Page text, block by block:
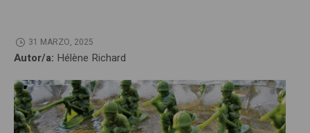
31 MARZO, 2025
Autor/a: Hélène Richard